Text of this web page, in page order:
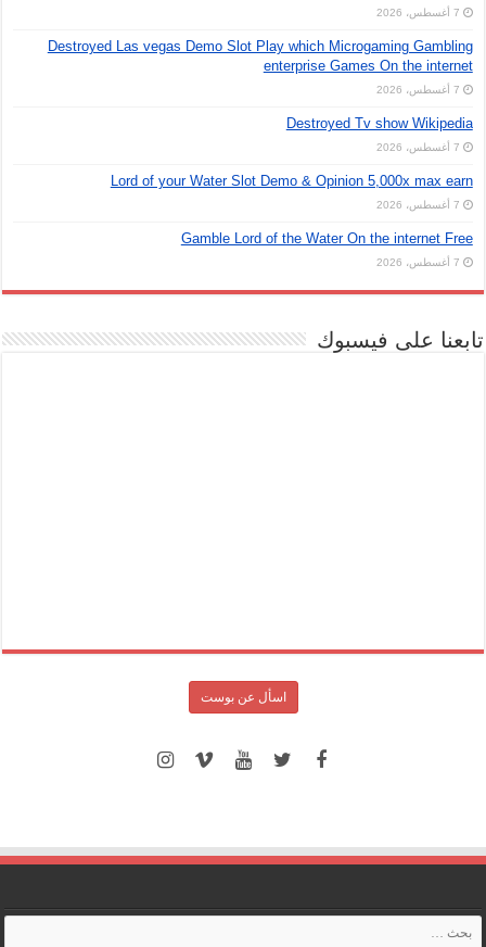
7 أغسطس، 2026
Destroyed Las vegas Demo Slot Play which Microgaming Gambling
enterprise Games On the internet
7 أغسطس، 2026
Destroyed Tv show Wikipedia
7 أغسطس، 2026
Lord of your Water Slot Demo & Opinion 5,000x max earn
7 أغسطس، 2026
Gamble Lord of the Water On the internet Free
7 أغسطس، 2026
تابعنا على فيسبوك
اسأل عن بوست